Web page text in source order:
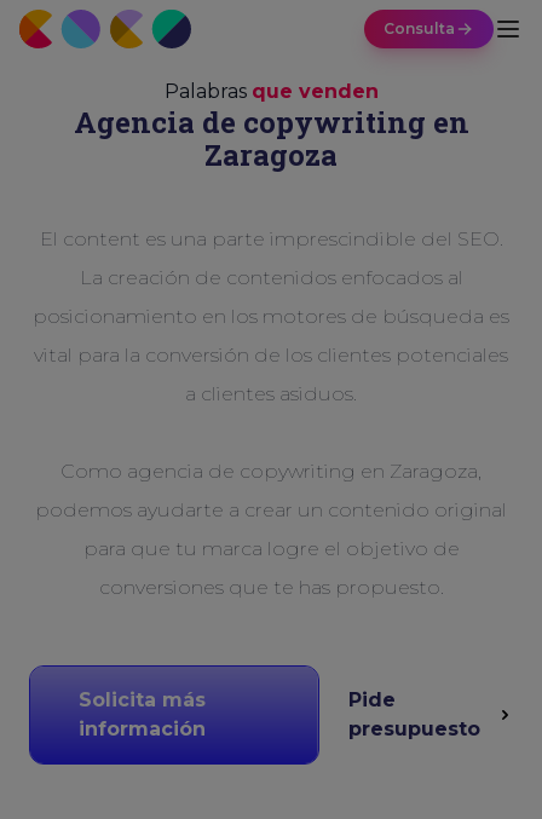
Consulta
Palabras que venden
Agencia de copywriting en
Zaragoza
El content es una parte imprescindible del SEO.
La creación de contenidos enfocados al
posicionamiento en los motores de búsqueda es
vital para la conversión de los clientes potenciales
a clientes asiduos.
Como agencia de copywriting en Zaragoza,
podemos ayudarte a crear un contenido original
para que tu marca logre el objetivo de
conversiones que te has propuesto.
Solicita más
información
Pide
presupuesto